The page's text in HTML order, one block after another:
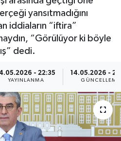
yansıtmadığını
iddiaların “iftira”
“Görülüyor ki böyle
dedi.
- 22:35
YAYINLANMA
14.05.2026 -
GÜNCELLEME